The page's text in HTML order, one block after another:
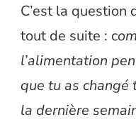
C’est la question
tout de suite : c
l’alimentation
que tu as changé
la dernière